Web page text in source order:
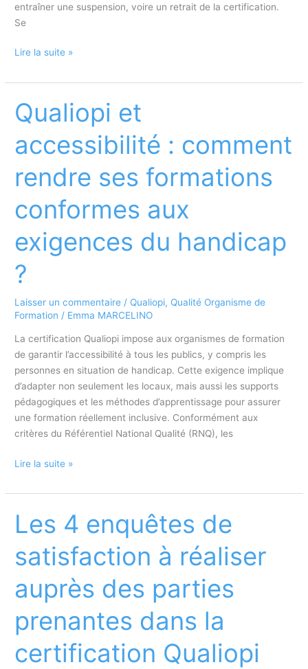
entraîner une suspension, voire un retrait de la certification.
Se
Maintien
la
Qualiopi
comment
préparer
audit
surveillance
Lire la suite »
Qualiopi et
accessibilité : comment
rendre ses formations
conformes aux
exigences du handicap
?
Laisser un commentaire / Qualiopi, Qualité Organisme de
Formation / Emma MARCELINO
La certification Qualiopi impose aux organismes de formation
de garantir l’accessibilité à tous les publics, y compris les
personnes en situation de handicap. Cette exigence implique
d’adapter non seulement les locaux, mais aussi les supports
pédagogiques et les méthodes d’apprentissage pour assurer
une formation réellement inclusive. Conformément aux
critères du Référentiel National Qualité (RNQ), les
Qualiopi
accessibilité
comment
ses
conformes
exigences
du
handicap
Lire la suite »
Les 4 enquêtes de
satisfaction à réaliser
auprès des parties
prenantes dans la
certification Qualiopi